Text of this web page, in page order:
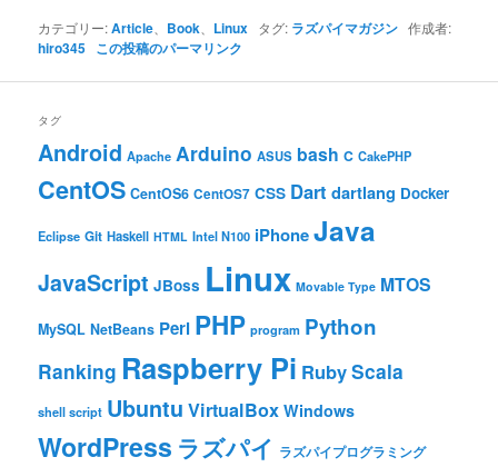
カテゴリー:Article Book Linux タグ: ラズパイマガジン 作成者:
hiro345 この投稿のパーマリンク
タグ
Android Apache Arduino ASUS bash C CakePHP
CentOS CentOS6 CentOS7 CSS Dart dartlang Docker
Eclipse Git Haskell HTML Intel N100 iPhoneJava
JavaScript JBoss Linux Movable Type MTOS
MySQL NetBeans Perl PHP program Python
Ranking Raspberry Pi RubyScala
shell script Ubuntu VirtualBox Windows
WordPress ラズパイ ラズパイプログラミング